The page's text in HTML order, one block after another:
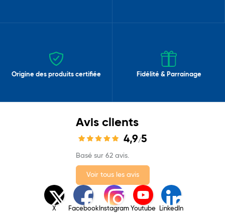
Origine des produits certifiée Fidélité & Parrainage
Avis clients
4,9/5
Basé sur 62 avis.
Voir tous les avis
X Facebook Instagram Youtube LinkedIn